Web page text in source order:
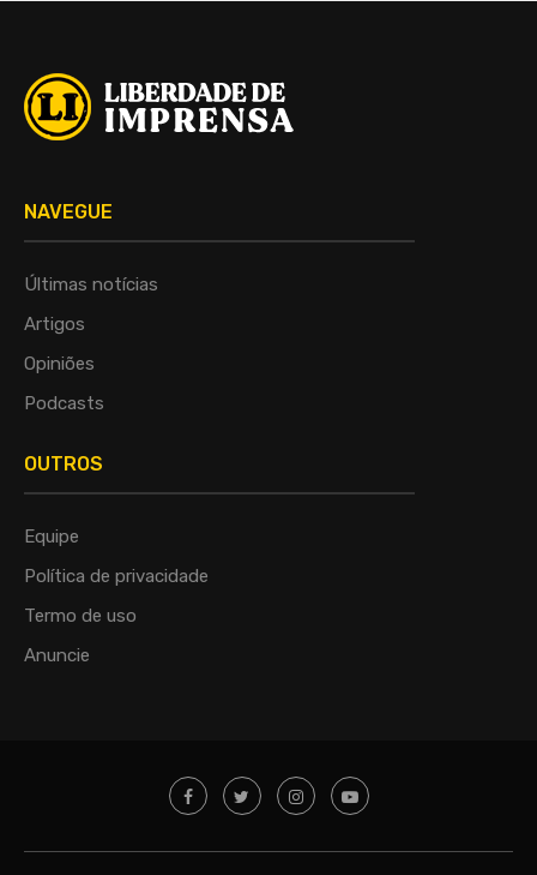
NAVEGUE
Últimas notícias
Artigos
Opiniões
Podcasts
OUTROS
Equipe
Política de privacidade
Termo de uso
Anuncie